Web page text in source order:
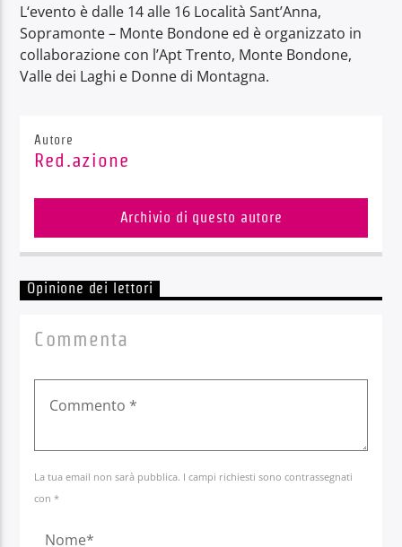
L‘evento è dalle 14 alle 16 Località Sant’Anna,
Sopramonte – Monte Bondone ed è organizzato in
collaborazione con l’Apt Trento, Monte Bondone,
Valle dei Laghi e Donne di Montagna.
Autore
Red.azione
Archivio di questo autore
Opinione dei lettori
Commenta
La tua email non sarà pubblica. I campi richiesti sono contrassegnati
con *